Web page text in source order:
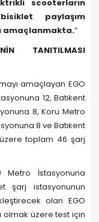
scooterların
paylaşım
amaçlanmakta.”
TANITILMASI
amaçlayan EGO
12, Batıkent
8, Koru Metro
8 ve Batıkent
toplam 46 şarj
Metro İstasyonuna
şarj istasyonunun
olan EGO
olmak üzere test için